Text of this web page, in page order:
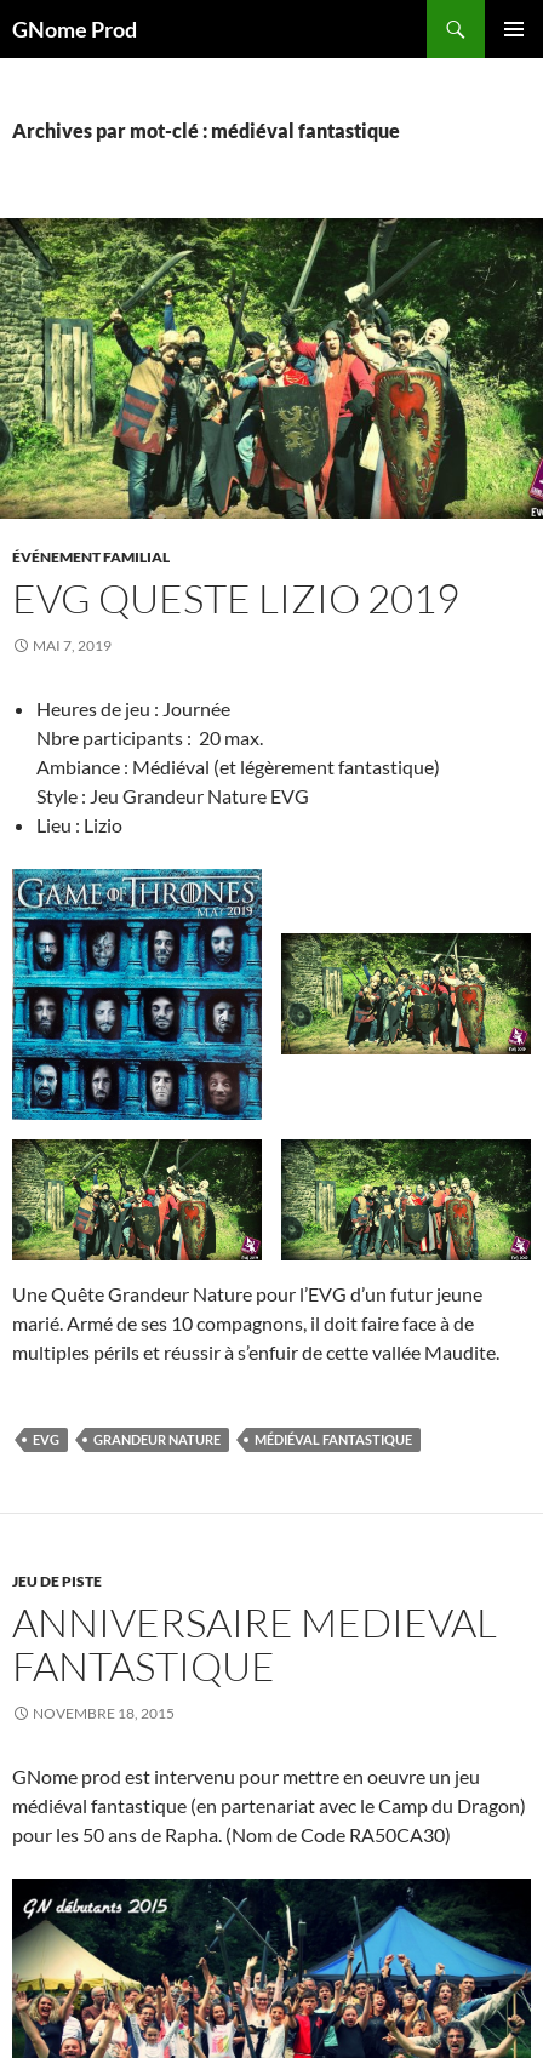
auGNome Prod
Archives par mot-clé : médiéval fantastique
ÉVÉNEMENT FAMILIAL
EVG QUESTE LIZIO 2019
MAI 7, 2019
Heures de jeu : Journée
Nbre participants : 20 max.
Ambiance : Médiéval (et légèrement fantastique)
Style : Jeu Grandeur Nature EVG
Lieu : Lizio
Une Quête Grandeur Nature pour l’EVG d’un futur jeune
marié. Armé de ses 10 compagnons, il doit faire face à de
multiples périls et réussir à s’enfuir de cette vallée Maudite.
EVG GRANDEUR NATURE MÉDIÉVAL FANTASTIQUE
JEU DE PISTE
ANNIVERSAIRE MEDIEVAL
FANTASTIQUE
NOVEMBRE 18, 2015
GNome prod est intervenu pour mettre en oeuvre un jeu
médiéval fantastique (en partenariat avec le Camp du Dragon)
pour les 50 ans de Rapha. (Nom de Code RA50CA30)